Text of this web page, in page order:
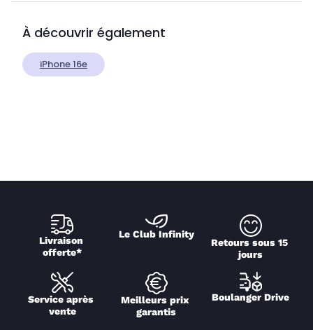
À découvrir également
iPhone 16e
Livraison
offerte*
Le Club Infinity
Retours sous 15
jours
Service après
vente
Meilleurs prix
garantis
Boulanger Drive